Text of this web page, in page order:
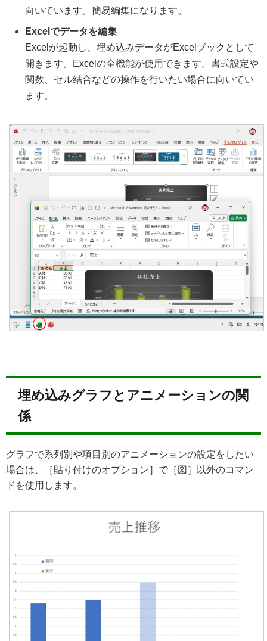
向いています。簡易編集になります。
Excelでデータを編集
Excelが起動し、埋め込みデータがExcelブックとして
開きます。Excelの全機能が使用できます。書式設定や
関数、セル結合などの操作を行いたい場合に向いてい
ます。
埋め込みグラフとアニメーションの関
係
グラフで系列別や項目別のアニメーションの設定をしたい
場合は、［貼り付けのオプション］で［図］以外のコマン
ドを使用します。